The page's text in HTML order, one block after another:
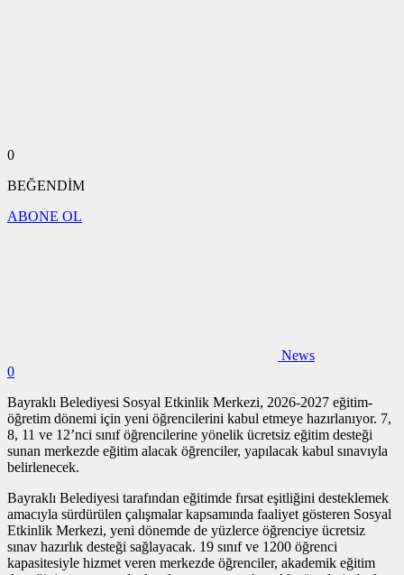
0
BEĞENDİM
ABONE OL
News
0
Bayraklı Belediyesi Sosyal Etkinlik Merkezi, 2026-2027 eğitim-
öğretim dönemi için yeni öğrencilerini kabul etmeye hazırlanıyor. 7,
8, 11 ve 12’nci sınıf öğrencilerine yönelik ücretsiz eğitim desteği
sunan merkezde eğitim alacak öğrenciler, yapılacak kabul sınavıyla
belirlenecek.
Bayraklı Belediyesi tarafından eğitimde fırsat eşitliğini desteklemek
amacıyla sürdürülen çalışmalar kapsamında faaliyet gösteren Sosyal
Etkinlik Merkezi, yeni dönemde de yüzlerce öğrenciye ücretsiz
sınav hazırlık desteği sağlayacak. 19 sınıf ve 1200 öğrenci
kapasitesiyle hizmet veren merkezde öğrenciler, akademik eğitim